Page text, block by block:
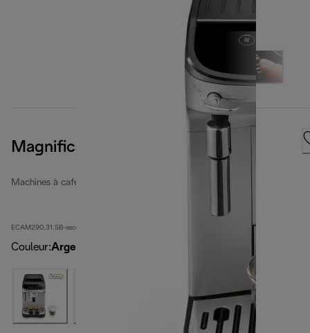
Magnifica Evo
Machines à café entièrement automatiques rénovées
ECAM290.31.SB-second
Couleur:Argent